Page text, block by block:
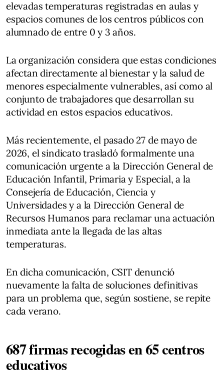
elevadas temperaturas registradas en aulas y
espacios comunes de los centros públicos con
alumnado de entre 0 y 3 años.
La organización considera que estas condiciones
afectan directamente al bienestar y la salud de
menores especialmente vulnerables, así como al
conjunto de trabajadores que desarrollan su
actividad en estos espacios educativos.
Más recientemente, el pasado 27 de mayo de
2026, el sindicato trasladó formalmente una
comunicación urgente a la Dirección General de
Educación Infantil, Primaria y Especial, a la
Consejería de Educación, Ciencia y
Universidades y a la Dirección General de
Recursos Humanos para reclamar una actuación
inmediata ante la llegada de las altas
temperaturas.
En dicha comunicación, CSIT denunció
nuevamente la falta de soluciones definitivas
para un problema que, según sostiene, se repite
cada verano.
687 firmas recogidas en 65 centros
educativos